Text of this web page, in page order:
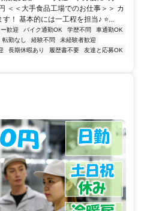
＜＜大手食品工場でのお仕事＞＞ カ
！ 基本的には一工程を担当♪ ⭐...
歓迎 バイク通勤OK 学歴不問
車通勤OK
転勤なし 経験不問
未経験者歓迎
長期休暇あり 履歴書不要
友達と応募OK